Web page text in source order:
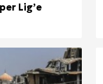
Lig’e